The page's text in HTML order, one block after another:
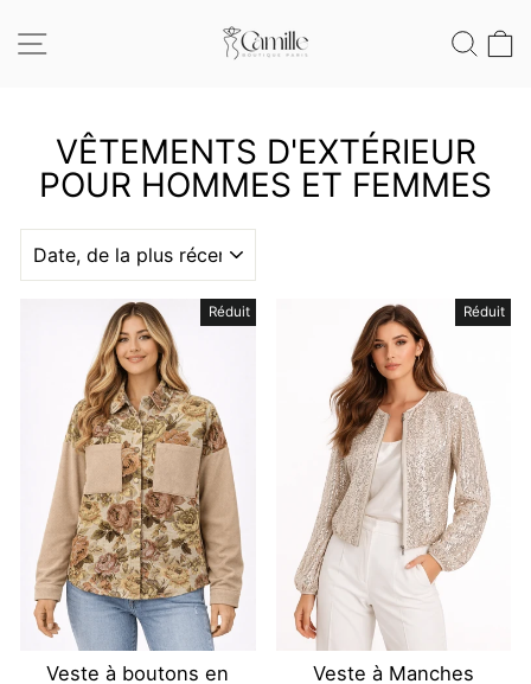
au
contenu
VÊTEMENTS D'EXTÉRIEUR
POUR HOMMES ET FEMMES
APPLIQUER
Réduit
Veste à boutons en
Réduit
Veste à Manches